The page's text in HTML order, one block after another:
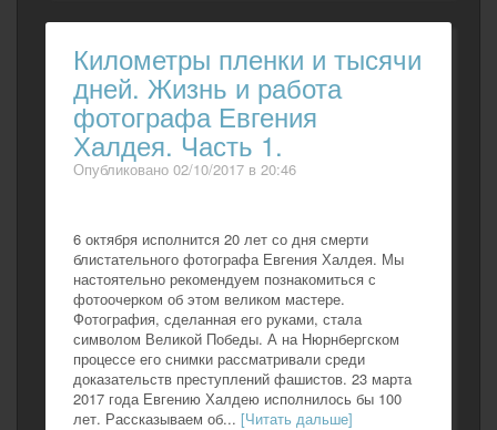
Километры пленки и тысячи
дней. Жизнь и работа
фотографа Евгения
Халдея. Часть 1.
Опубликовано 02/10/2017 в 20:46
6 октября исполнится 20 лет со дня смерти
блистательного фотографа Евгения Халдея. Мы
настоятельно рекомендуем познакомиться с
фотоочерком об этом великом мастере.
Фотография, сделанная его руками, стала
символом Великой Победы. А на Нюрнбергском
процессе его снимки рассматривали среди
доказательств преступлений фашистов. 23 марта
2017 года Евгению Халдею исполнилось бы 100
лет. Рассказываем об... [Читать дальше]